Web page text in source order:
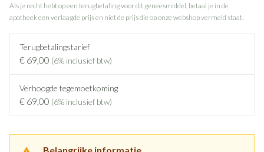
Als je recht hebt op een terugbetaling voor dit geneesmiddel, betaal je in de
apotheek een verlaagde prijs en niet de prijs die op onze webshop vermeld staat.
Terugbetalingstarief
€ 69,00 (6% inclusief btw)
Verhoogde tegemoetkoming
€ 69,00 (6% inclusief btw)